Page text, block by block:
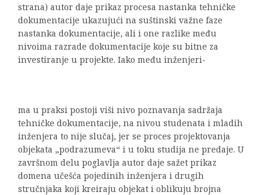
strana) autor daje prikaz procesa nastanka tehničke
dokumentacije ukazujući na suštinski važne faze
nastanka dokumentacije, ali i one razlike među
nivoima razrade dokumentacije koje su bitne za
investiranje u projekte. Iako među inženjeri-
ma u praksi postoji viši nivo poznavanja sadržaja
tehničke dokumentacije, na nivou studenata i mladih
inženjera to nije slučaj, jer se proces projektovanja
objekata „podrazumeva“ i u toku studija ne predaje. U
završnom delu poglavlja autor daje sažet prikaz
domena učešća pojedinih inženjera i drugih
stručnjaka koji kreiraju objekat i oblikuju brojna